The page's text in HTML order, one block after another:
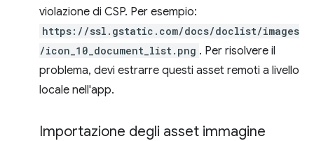
violazione di CSP. Per esempio:
https://ssl.gstatic.com/docs/doclist/images
/icon_10_document_list.png . Per risolvere il
problema, devi estrarre questi asset remoti a livello
locale nell'app.
Importazione degli asset immagine